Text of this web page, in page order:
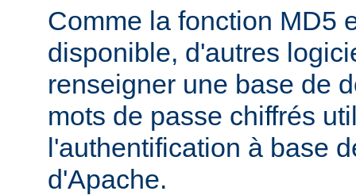
Comme la fonction MD5
disponible, d'autres
renseigner une base de
mots de passe chiffrés
l'authentification à base
d'Apache.